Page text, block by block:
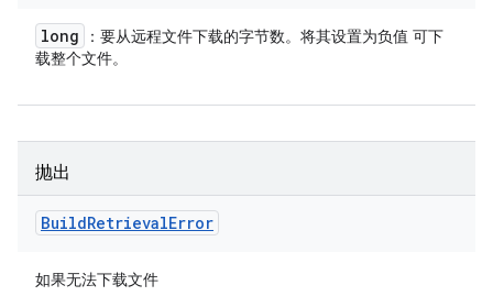
long
：要从远程文件下载的字节数。将其设置为负值 可下
载整个文件。
抛出
BuildRetrievalError
如果无法下载文件